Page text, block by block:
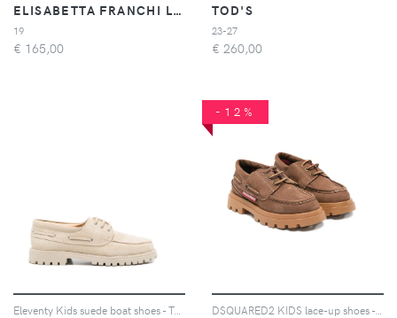
ELISABETTA FRANCHI LA MIA BAMBINA
19
€ 165,00
TOD'S
23-27
€ 260,00
Eleventy Kids suede boat shoes - Toni neutri
-12%